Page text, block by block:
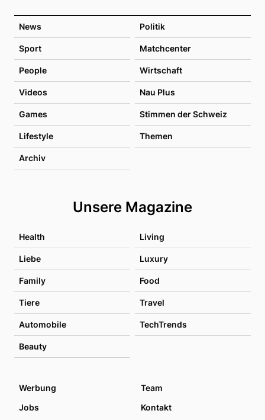
News Politik
Sport Matchcenter
People Wirtschaft
Videos Nau Plus
Games Stimmen der Schweiz
Lifestyle Themen
Archiv
Unsere Magazine
Health Living
Liebe Luxury
Family Food
Tiere Travel
Automobile TechTrends
Beauty
Werbung
Team
Jobs
Kontakt